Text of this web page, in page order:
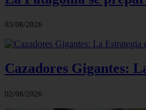
03/08/2026
Cazadores Gigantes:
02/08/2026